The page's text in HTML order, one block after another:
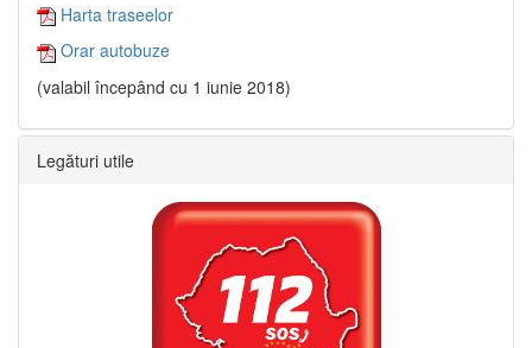
Harta traseelor
Orar autobuze
(valabil începând cu 1 iunie 2018)
Legături utile